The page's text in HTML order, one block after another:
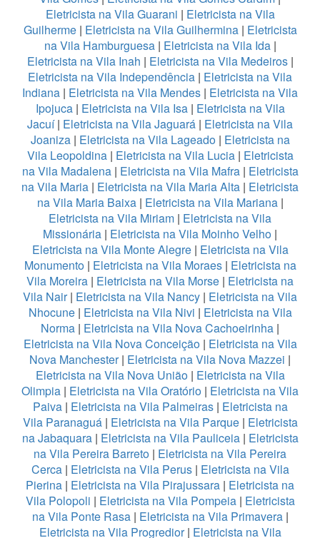
Eletricista na Vila Guarani | Eletricista na Vila
Guilherme| Eletricista na Vila Guilhermina| Eletricista
na Vila Hamburguesa| Eletricista na Vila Ida|
Eletricista na Vila Inah | Eletricista na Vila Medeiros|
Eletricista na Vila Independência | Eletricista na Vila
Indiana | Eletricista na Vila Mendes | Eletricista na Vila
Ipojuca| Eletricista na Vila Isa| Eletricista na Vila
Jacuí| Eletricista na Vila Jaguará | Eletricista na Vila
Joaniza| Eletricista na Vila Lageado| Eletricista na
Vila Leopoldina| Eletricista na Vila Lucia| Eletricista
na Vila Madalena| Eletricista na Vila Mafra | Eletricista
na Vila Maria | Eletricista na Vila Maria Alta | Eletricista
na Vila Maria Baixa| Eletricista na Vila Mariana|
Eletricista na Vila Miriam | Eletricista na Vila
Missionária | Eletricista na Vila Moinho Velho |
Eletricista na Vila Monte Alegre| Eletricista na Vila
Monumento| Eletricista na Vila Moraes| Eletricista na
Vila Moreira | Eletricista na Vila Morse | Eletricista na
Vila Nair| Eletricista na Vila Nancy | Eletricista na Vila
Nhocune| Eletricista na Vila Nivi | Eletricista na Vila
Norma | Eletricista na Vila Nova Cachoeirinha |
Eletricista na Vila Nova Conceição| Eletricista na Vila
Nova Manchester| Eletricista na Vila Nova Mazzei |
Eletricista na Vila Nova União| Eletricista na Vila
Olimpia | Eletricista na Vila Oratório | Eletricista na Vila
Paiva| Eletricista na Vila Palmeiras| Eletricista na
Vila Paranaguá| Eletricista na Vila Parque| Eletricista
na Jabaquara| Eletricista na Vila Pauliceia| Eletricista
na Vila Pereira Barreto | Eletricista na Vila Pereira
Cerca| Eletricista na Vila Perus| Eletricista na Vila
Pierina | Eletricista na Vila Pirajussara | Eletricista na
Vila Polopoli | Eletricista na Vila Pompeia| Eletricista
na Vila Ponte Rasa| Eletricista na Vila Primavera|
Eletricista na Vila Progredior| Eletricista na Vila